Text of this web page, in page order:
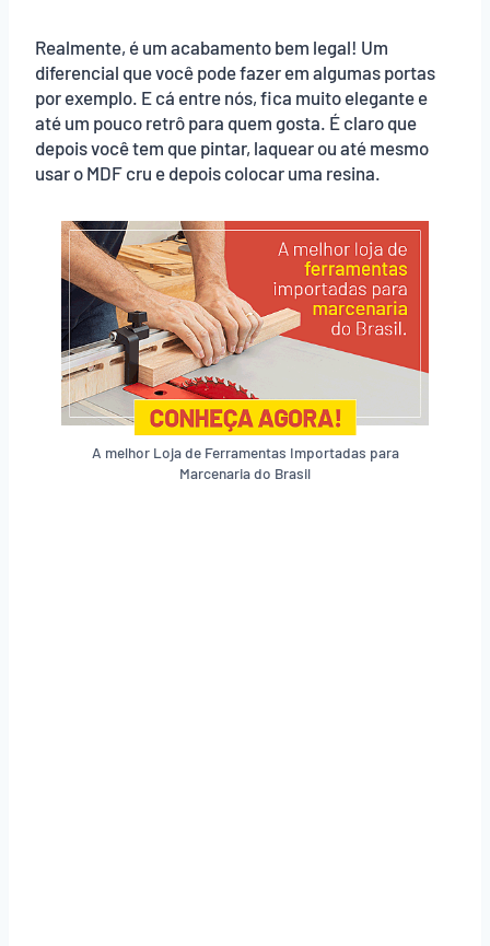
Realmente, é um acabamento bem legal! Um
diferencial que você pode fazer em algumas portas
por exemplo. E cá entre nós, fica muito elegante e
até um pouco retrô para quem gosta. É claro que
depois você tem que pintar, laquear ou até mesmo
usar o MDF cru e depois colocar uma resina.
A melhor Loja de Ferramentas Importadas para
Marcenaria do Brasil